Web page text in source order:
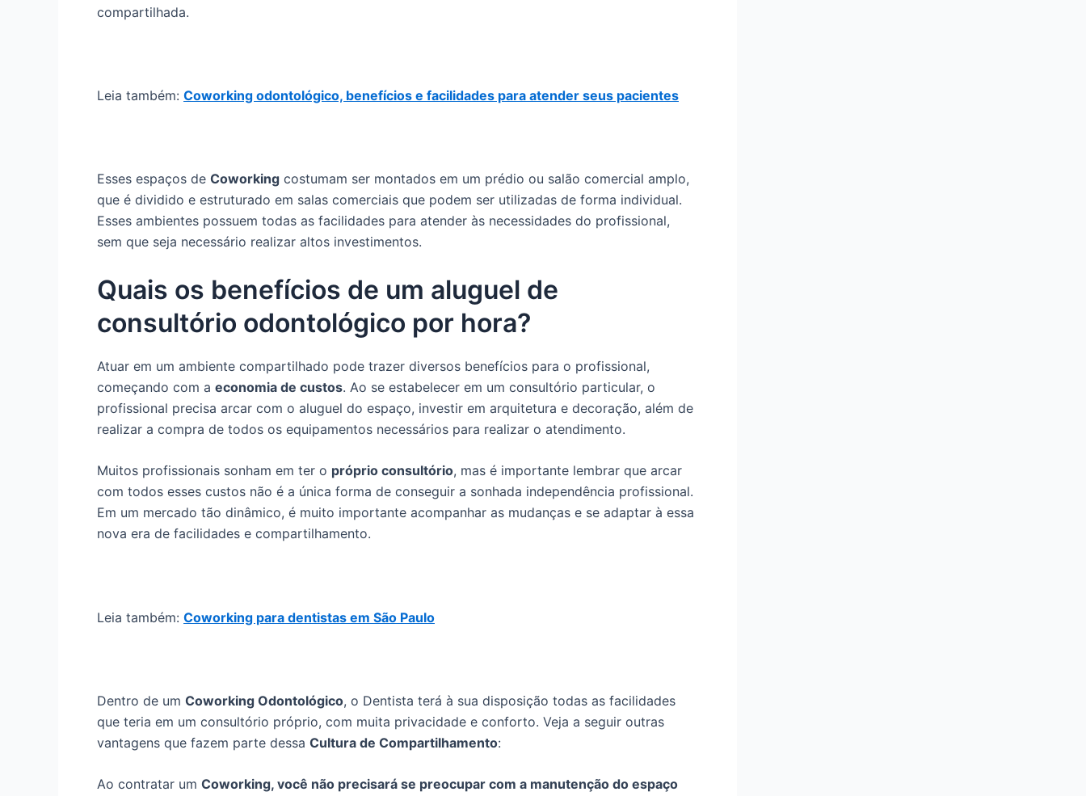
compartilhada.
Leia também: Coworking odontológico, benefícios e facilidades para atender seus pacientes
Esses espaços de Coworking costumam ser montados em um prédio ou salão comercial amplo,
que é dividido e estruturado em salas comerciais que podem ser utilizadas de forma individual.
Esses ambientes possuem todas as facilidades para atender às necessidades do profissional,
sem que seja necessário realizar altos investimentos.
Quais os benefícios de um aluguel de
consultório odontológico por hora?
Atuar em um ambiente compartilhado pode trazer diversos benefícios para o profissional,
começando com a economia de custos. Ao se estabelecer em um consultório particular, o
profissional precisa arcar com o aluguel do espaço, investir em arquitetura e decoração, além de
realizar a compra de todos os equipamentos necessários para realizar o atendimento.
Muitos profissionais sonham em ter o próprio consultório, mas é importante lembrar que arcar
com todos esses custos não é a única forma de conseguir a sonhada independência profissional.
Em um mercado tão dinâmico, é muito importante acompanhar as mudanças e se adaptar à essa
nova era de facilidades e compartilhamento.
Leia também: Coworking para dentistas em São Paulo
Dentro de um Coworking Odontológico, o Dentista terá à sua disposição todas as facilidades
que teria em um consultório próprio, com muita privacidade e conforto. Veja a seguir outras
vantagens que fazem parte dessa Cultura de Compartilhamento:
Ao contratar um Coworking, você não precisará se preocupar com a manutenção do espaço